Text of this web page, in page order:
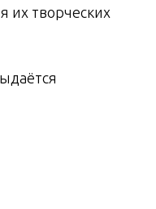
их творческих